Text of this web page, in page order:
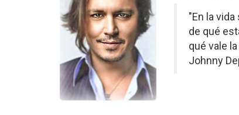
"En la
de qué
qué vale
Johnny